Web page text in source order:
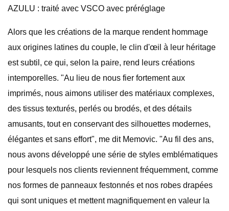
AZULU : traité avec VSCO avec préréglage
Alors que les créations de la marque rendent hommage
aux origines latines du couple, le clin d'œil à leur héritage
est subtil, ce qui, selon la paire, rend leurs créations
intemporelles. "Au lieu de nous fier fortement aux
imprimés, nous aimons utiliser des matériaux complexes,
des tissus texturés, perlés ou brodés, et des détails
amusants, tout en conservant des silhouettes modernes,
élégantes et sans effort", me dit Memovic. "Au fil des ans,
nous avons développé une série de styles emblématiques
pour lesquels nos clients reviennent fréquemment, comme
nos formes de panneaux festonnés et nos robes drapées
qui sont uniques et mettent magnifiquement en valeur la